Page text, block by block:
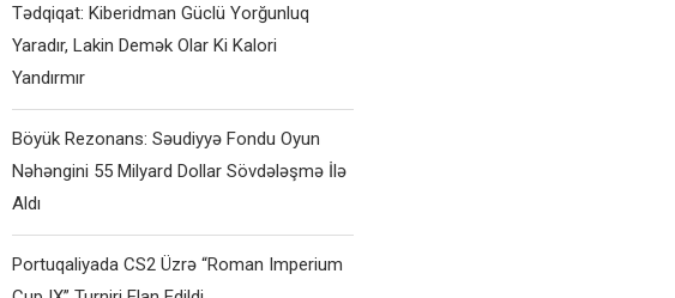
Tədqiqat: Kiberidman Güclü Yorğunluq
Yaradır, Lakin Demək Olar Ki Kalori
Yandırmır
Böyük Rezonans: Səudiyyə Fondu Oyun
Nəhəngini 55 Milyard Dollar Sövdələşmə İlə
Aldı
Portuqaliyada CS2 Üzrə “Roman Imperium